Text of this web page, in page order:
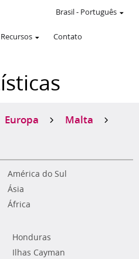
Recursos Contato
Brasil- Português
Europa Malta
América do Sul
Ásia
África
Honduras
Ilhas Cayman